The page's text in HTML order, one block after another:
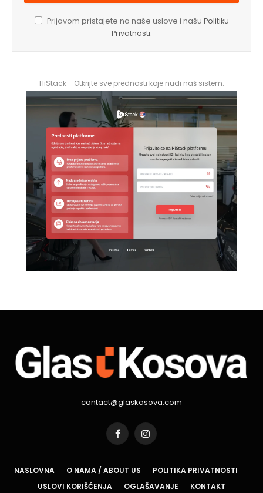
Prijavom pristajete na naše uslove i našu Politiku
Privatnosti.
HiStack - Otkrijte sve prednosti koje nudi naš sistem.
contact@glaskosova.com
FacebookInstagram
NASLOVNA O NAMA / ABOUT US
POLITIKA PRIVATNOSTI
USLOVI KORIŠĆENJA
OGLAŠAVANJE KONTAKT